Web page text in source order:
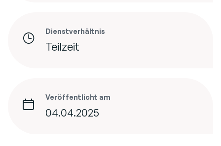
Dienstverhältnis
Teilzeit
Veröffentlicht am
04.04.2025